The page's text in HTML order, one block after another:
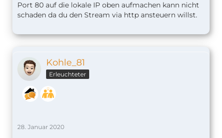
Port 80 auf die lokale IP oben aufmachen kann nicht
schaden da du den Stream via http ansteuern willst.
Kohle_81
Erleuchteter
28. Januar 2020